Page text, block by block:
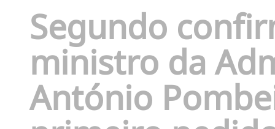
Segundo
ministro da
António